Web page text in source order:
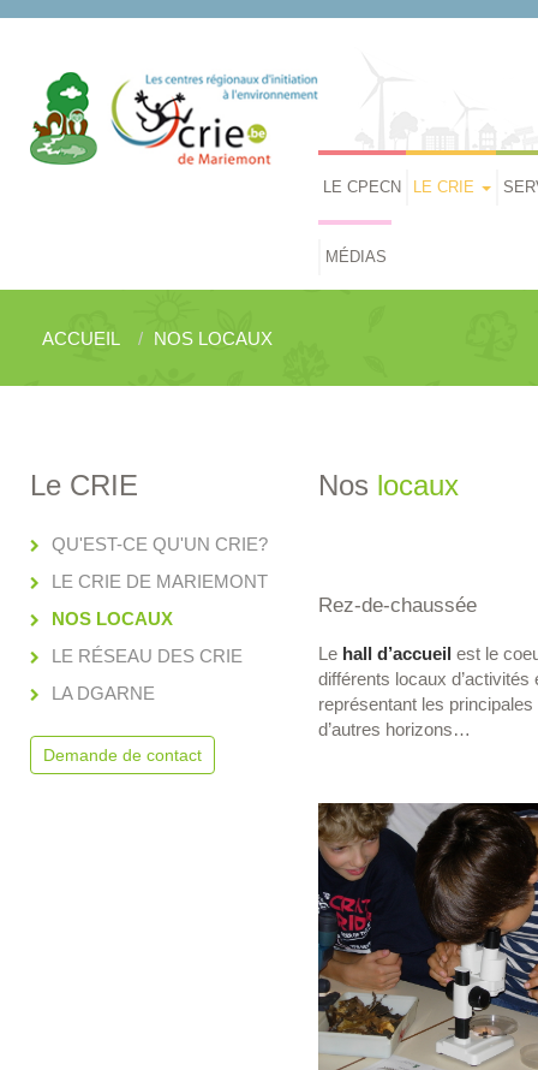
LE CPECN LE CRIE
MÉDIAS
ACCUEIL NOS LOCAUX
Le CRIE
QU'EST-CE QU'UN CRIE?
LE CRIE DE MARIEMONT
NOS LOCAUX
LE RÉSEAU DES CRIE
LA DGARNE
Demande de contact
Nos locaux
Rez-de-chaussée
Le hall d’accueil est le
différents locaux d’activités
représentant les
d’autres horizons…